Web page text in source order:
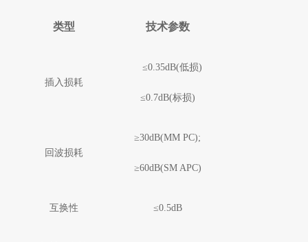
类型 技术参数
插入损耗
≤0.35dB(低损)
≤0.7dB(标损)
回波损耗
≥30dB(MM PC);
≥60dB(SM APC)
互换性 ≤0.5dB